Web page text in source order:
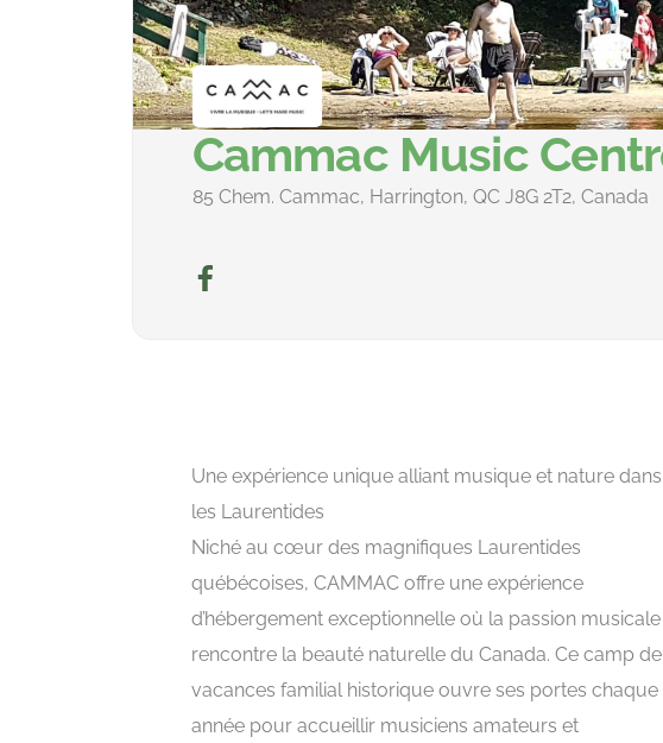
Cammac Music
85 Chem. Cammac, Harrington, QC J8G 2T2, Canada
Une expérience unique alliant musique et nature dans
les Laurentides
Niché au cœur des magnifiques Laurentides
québécoises, CAMMAC offre une expérience
d’hébergement exceptionnelle où la passion musicale
rencontre la beauté naturelle du Canada. Ce camp de
vacances familial historique ouvre ses portes chaque
année pour accueillir musiciens amateurs et